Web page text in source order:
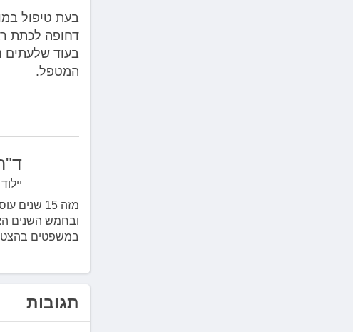
בעת טיפול
דחופה לכתת
בעוד שלעתים
המטפל.
מזה 15
ובחמש השנים
במשפטים בהצטיינות משנת 2008 (הקריה
תגובות